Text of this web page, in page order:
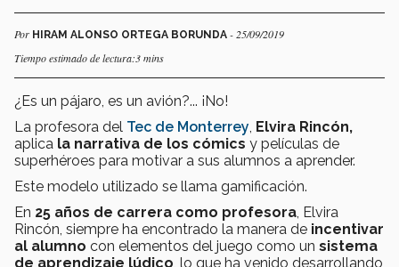
Por HIRAM ALONSO ORTEGA BORUNDA - 25/09/2019
Tiempo estimado de lectura:3 mins
¿Es un pájaro, es un avión?... ¡No!
La profesora del Tec de Monterrey Elvira Rincón,
aplica la narrativa de los cómics y películas de
superhéroes para motivar a sus alumnos a aprender.
Este modelo utilizado se llama gamificación.
En 25 años de carrera como profesora , Elvira
Rincón, siempre ha encontrado la manera de incentivar
al alumno con elementos del juego como un sistema
de aprendizaje lúdico , lo que ha venido desarrollando